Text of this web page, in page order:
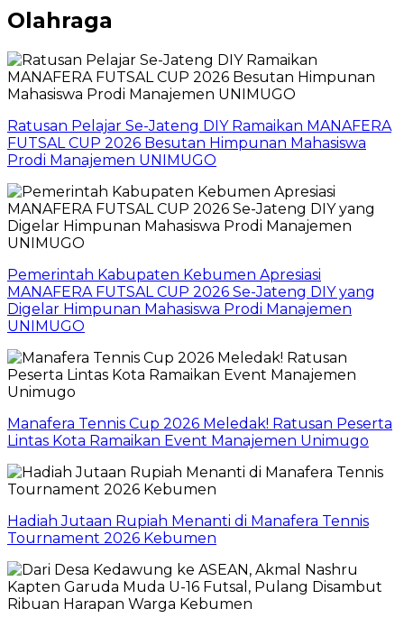
Olahraga
Ratusan Pelajar Se-Jateng DIY Ramaikan MANAFERA
FUTSAL CUP 2026 Besutan Himpunan Mahasiswa
Prodi Manajemen UNIMUGO
Pemerintah Kabupaten Kebumen Apresiasi
MANAFERA FUTSAL CUP 2026 Se-Jateng DIY yang
Digelar Himpunan Mahasiswa Prodi Manajemen
UNIMUGO
Manafera Tennis Cup 2026 Meledak! Ratusan Peserta
Lintas Kota Ramaikan Event Manajemen Unimugo
Hadiah Jutaan Rupiah Menanti di Manafera Tennis
Tournament 2026 Kebumen